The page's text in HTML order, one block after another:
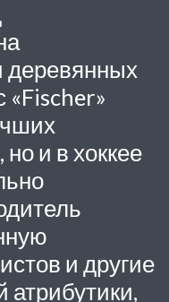
деревянных
и в хоккее
и другие
атрибутики,